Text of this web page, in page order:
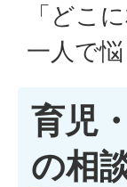
「どこ
一人で
育児
の相